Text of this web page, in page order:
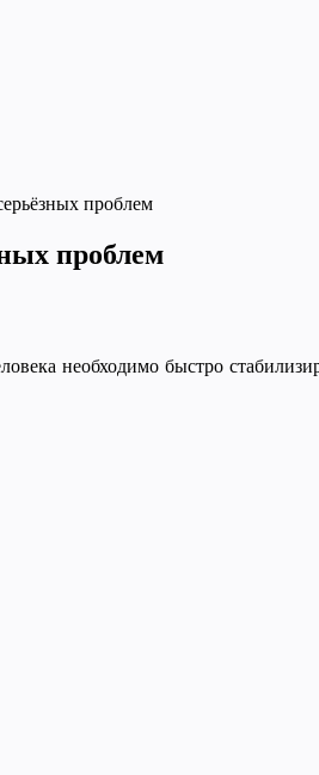
проблем
проблем
необходимо быстро